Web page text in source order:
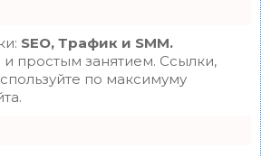
SEO, Трафик и SMM.
простым занятием. Ссылки,
по максимуму